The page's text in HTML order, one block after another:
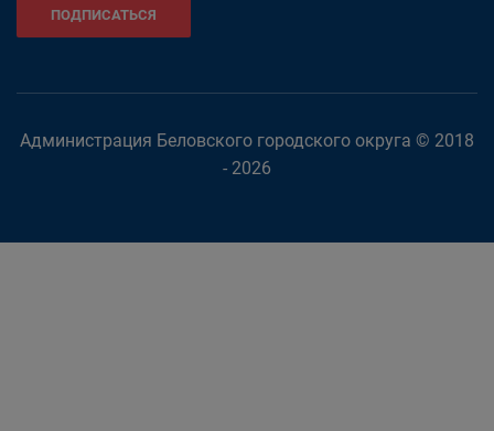
ПОДПИСАТЬСЯ
Администрация Беловского городского округа © 2018
- 2026